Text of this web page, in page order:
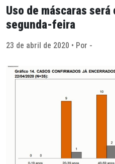
Uso de máscaras
segunda-feira
23 de abril de 2020 • Por -